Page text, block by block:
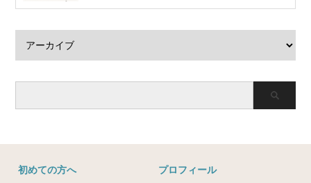
初めての方へ プロフィール